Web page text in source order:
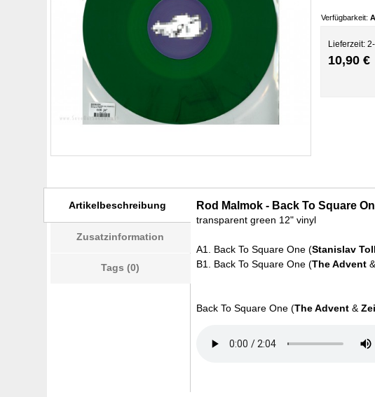
Verfügbarkeit:
Lieferzeit:
10,90 €
Artikelbeschreibung
Zusatzinformation
Tags (0)
Rod Malmok - Back To Square
transparent green 12" vinyl
A1. Back To Square One (Stanislav
B1. Back To Square One (The Advent
Back To Square One (The Advent &